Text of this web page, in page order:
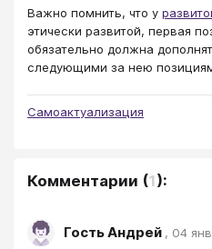
Важно помнить, что у
этически развитой, первая
обязательно должна
следующими за нею
Самоактуализация
Комментарии (1):
Гость Андрей , 04